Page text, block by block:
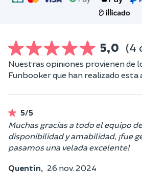
5,0 (4
Nuestras opiniones provienen de
Funbooker que han realizado esta
5/5
Muchas gracias a todo el equipo
disponibilidad y amabilidad, ¡fue
pasamos una velada excelente!
Quentin, 26 nov. 2024